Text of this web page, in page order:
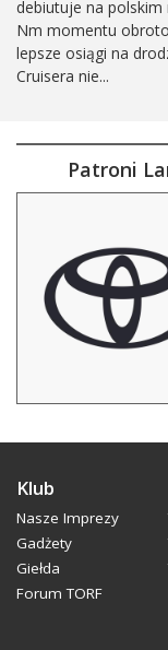
zdolny", prezentując
Prado AT37....
Patroni
Klub
Nasze Imprezy
Gadżety
Giełda
Forum TORF